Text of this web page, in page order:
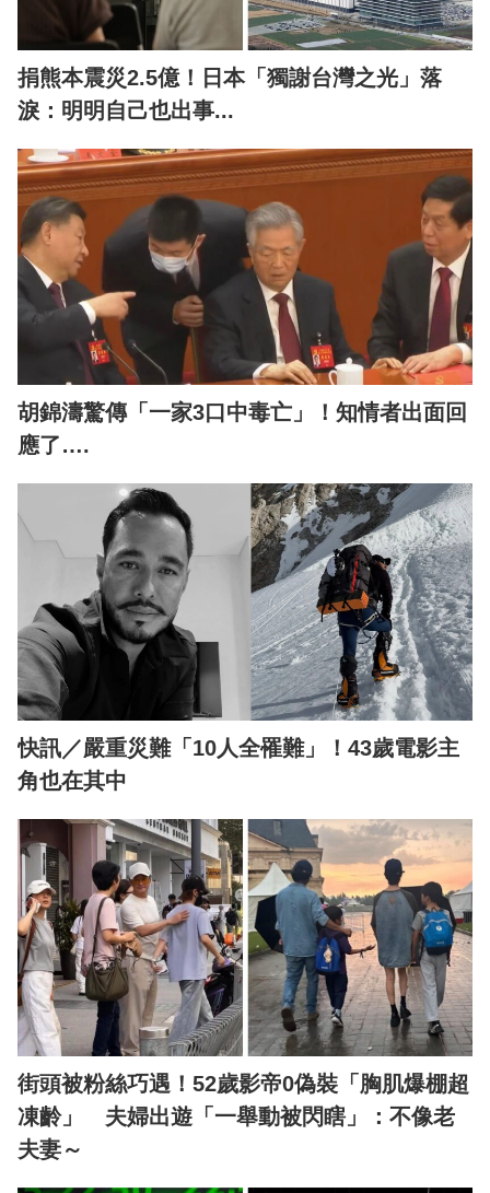
捐熊本震災2.5億！日本「獨謝台灣之光」落
淚：明明自己也出事...
胡錦濤驚傳「一家3口中毒亡」！知情者出面回
應了….
快訊／嚴重災難「10人全罹難」！43歲電影主
角也在其中
街頭被粉絲巧遇！52歲影帝0偽裝「胸肌爆棚超
凍齡」 夫婦出遊「一舉動被閃瞎」：不像老
夫妻～